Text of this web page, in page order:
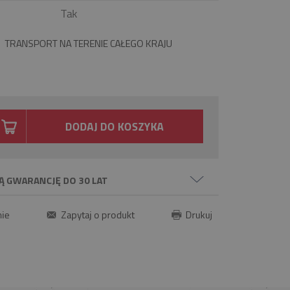
Tak
TRANSPORT NA TERENIE CAŁEGO KRAJU
DODAJ DO KOSZYKA
GWARANCJĘ DO 30 LAT
Zapytaj o produkt Drukuj